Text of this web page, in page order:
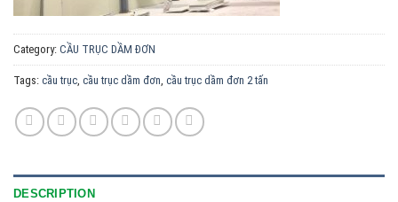
Category: CẦU TRỤC DẦM ĐƠN
Tags: cầu trục, cầu trục dầm đơn, cầu trục dầm đơn 2 tấn
DESCRIPTION